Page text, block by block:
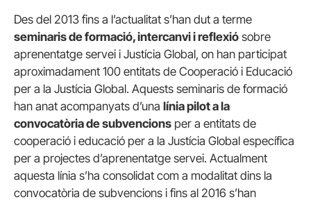
Des del 2013 fins a l’actualitat s’han dut a terme
seminaris de formació, intercanvi i reflexió sobre
aprenentatge servei i Justícia Global, on han participat
aproximadament 100 entitats de Cooperació i Educació
per a la Justícia Global. Aquests seminaris de formació
han anat acompanyats d’una línia pilot a la
convocatòria de subvencions per a entitats de
cooperació i educació per a la Justícia Global específica
per a projectes d’aprenentatge servei. Actualment
aquesta línia s’ha consolidat com a modalitat dins la
convocatòria de subvencions i fins al 2016 s’han